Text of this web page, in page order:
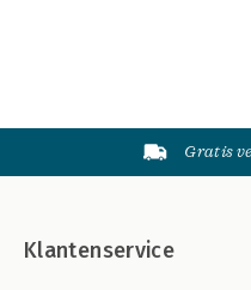
Gratis
Klantenservice